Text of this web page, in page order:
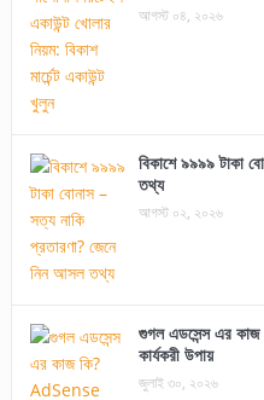
আগস্ট ০৪, ২০২৬
বিকাশে ৯৯৯৯ টাকা
তথ্য
আগস্ট ০২, ২০২৬
গুগল এডসেন্স এর
কার্যকরী উপায়
জুলাই ৩০, ২০২৬